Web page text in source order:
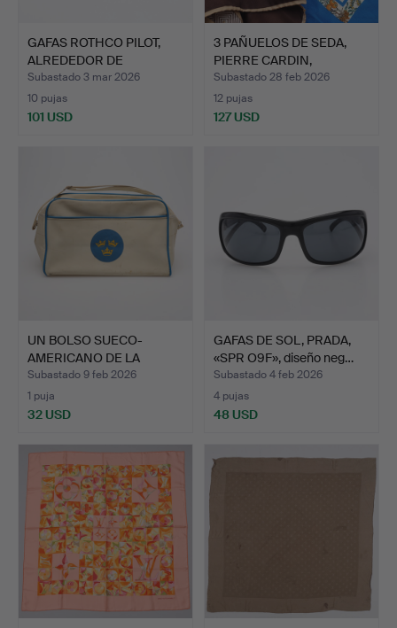
GAFAS ROTHCO PILOT,
ALREDEDOR DE
MEDIADOS …
Subastado 3 mar 2026
10 pujas
101 USD
3 PAÑUELOS DE SEDA,
PIERRE CARDIN,
LEONARD…
Subastado 28 feb 2026
12 pujas
127 USD
UN BOLSO SUECO-
AMERICANO DE LA
SEGUNDA MIT…
Subastado 9 feb 2026
1 puja
32 USD
GAFAS DE SOL, PRADA,
«SPR O9F», diseño neg…
Subastado 4 feb 2026
4 pujas
48 USD